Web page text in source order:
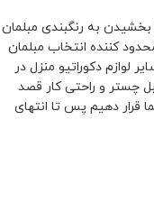
به رنگبندی مبلمان
کننده انتخاب مبلمان
دکوراتیو منزل در
چستر و راحتی کار قصد
قرار دهیم پس تا انتهای